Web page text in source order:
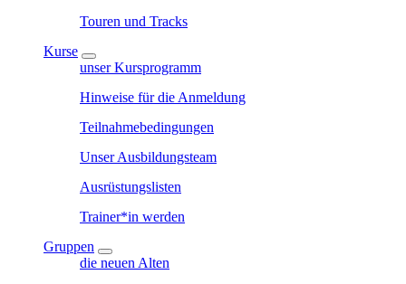
Touren und Tracks
Kurse
unser Kursprogramm
Hinweise für die Anmeldung
Teilnahmebedingungen
Unser Ausbildungsteam
Ausrüstungslisten
Trainer*in werden
Gruppen
die neuen Alten